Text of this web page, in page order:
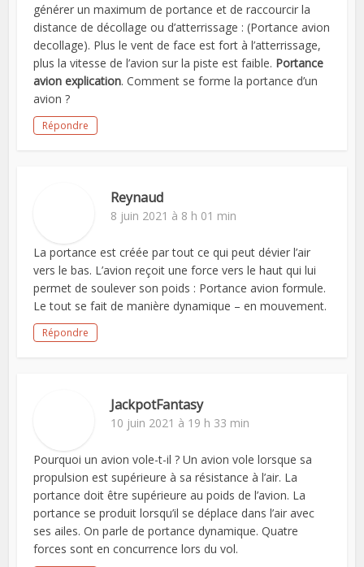
générer un maximum de portance et de raccourcir la
distance de décollage ou d’atterrissage : (Portance avion
decollage). Plus le vent de face est fort à l’atterrissage,
plus la vitesse de l’avion sur la piste est faible. Portance
avion explication. Comment se forme la portance d’un
avion ?
Répondre
Reynaud
8 juin 2021 à 8 h 01 min
La portance est créée par tout ce qui peut dévier l’air
vers le bas. L’avion reçoit une force vers le haut qui lui
permet de soulever son poids : Portance avion formule.
Le tout se fait de manière dynamique – en mouvement.
Répondre
JackpotFantasy
10 juin 2021 à 19 h 33 min
Pourquoi un avion vole-t-il ? Un avion vole lorsque sa
propulsion est supérieure à sa résistance à l’air. La
portance doit être supérieure au poids de l’avion. La
portance se produit lorsqu’il se déplace dans l’air avec
ses ailes. On parle de portance dynamique. Quatre
forces sont en concurrence lors du vol.